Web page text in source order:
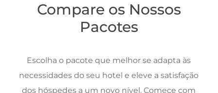
Compare os Nossos
Pacotes
Escolha o pacote que melhor se adapta às
necessidades do seu hotel e eleve a satisfação
dos hóspedes a um novo nível. Comece com